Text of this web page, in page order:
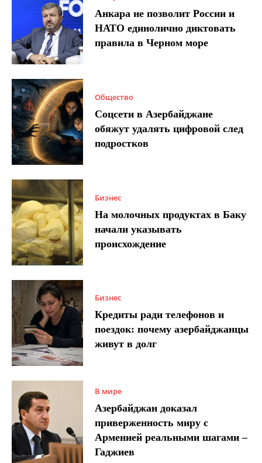
Анкара не позволит России и
НАТО единолично диктовать
правила в Черном море
Общество
Соцсети в Азербайджане
обяжут удалять цифровой след
подростков
Бизнес
На молочных продуктах в Баку
начали указывать
происхождение
Бизнес
Кредиты ради телефонов и
поездок: почему азербайджанцы
живут в долг
В мире
Азербайджан доказал
приверженность миру с
Арменией реальными шагами –
Гаджиев